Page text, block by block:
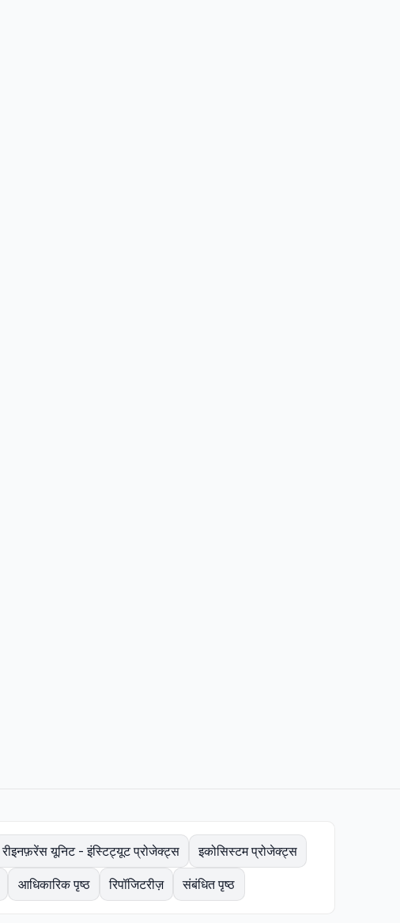
रीइनफ़रेंस यूनिट - इंस्टिट्यूट प्रोजेक्ट्स इकोसिस्टम प्रोजेक्ट्स
आधिकारिक पृष्ठ रिपॉजिटरीज़ संबंधित पृष्ठ